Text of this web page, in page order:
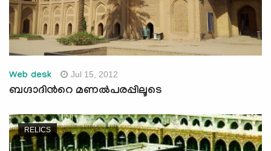
Web desk Jul 15, 2012
ബഗ്ദാദിന്‍റെ മണല്‍പരപ്പിലൂടെ
RELICS